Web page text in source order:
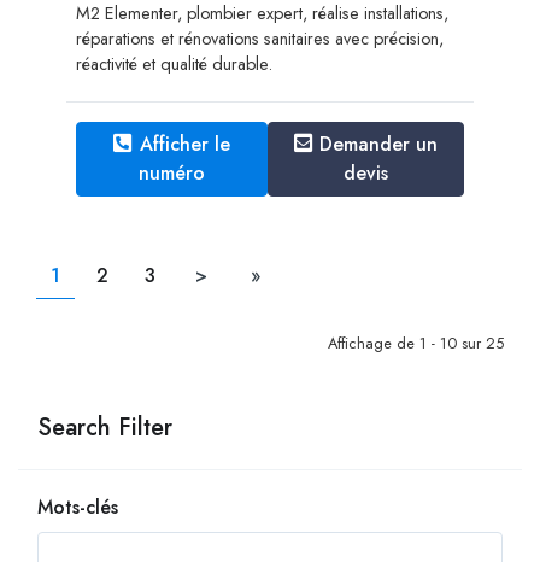
Search Filter
Mots-clés
M2 Elementer, plombier expert, réalise installations,
réparations et rénovations sanitaires avec précision,
réactivité et qualité durable.
Afficher le
numéro
Demander un
devis
1 2 3 > »
Affichage de 1 - 10 sur 25